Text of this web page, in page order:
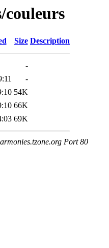
couleurs
Size Description
-
-
54K
66K
69K
Port 80